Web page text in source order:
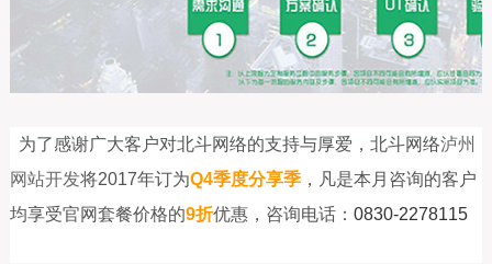
为了感谢广大客户对北斗网络的支持与厚爱，北斗网络泸州
网站开发将2017年订为Q4季度分享季，凡是本月咨询的客户
均享受官网套餐价格的9折优惠，咨询电话： 0830-2278115